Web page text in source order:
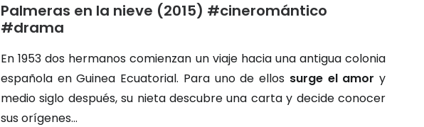
Palmeras en la nieve (2015) #cineromántico
#drama
En 1953 dos hermanos comienzan un viaje hacia una antigua colonia
española en Guinea Ecuatorial. Para uno de ellos surge el amor y
medio siglo después, su nieta descubre una carta y decide conocer
sus orígenes…